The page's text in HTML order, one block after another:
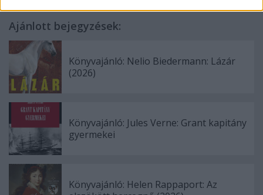
Ajánlott bejegyzések:
Könyvajánló: Nelio Biedermann: Lázár
(2026)
Könyvajánló: Jules Verne: Grant kapitány
gyermekei
Könyvajánló: Helen Rappaport: Az